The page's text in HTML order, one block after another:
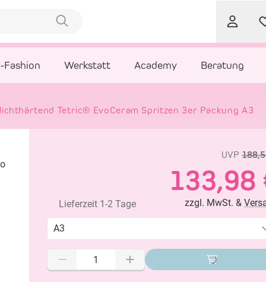
Fashion Werkstatt Academy Beratung
Tetric® EvoCeram Spritzen 3er Packung A3
UVP
133,98
Lieferzeit 1-2 Tage zzgl. MwSt. &
A3